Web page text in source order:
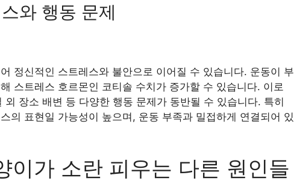
와 행동 문제
정신적인 스트레스와 불안으로 이어질 수 있습니다. 운동이 부
스트레스 호르몬인 코티솔 수치가 증가할 수 있습니다. 이로
장소 배변 등 다양한 행동 문제가 동반될 수 있습니다. 특히
의 표현일 가능성이 높으며, 운동 부족과 밀접하게 연결되어 있
이가 소란 피우는 다른 원인들